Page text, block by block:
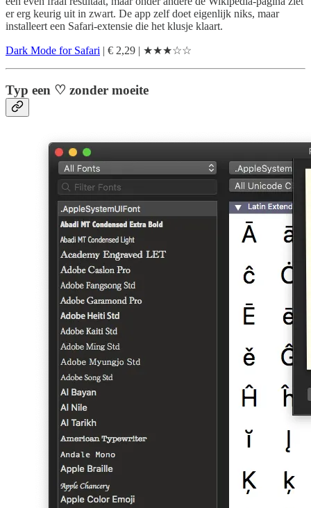
er erg keurig uit in zwart. De app zelf doet eigenlijk niks, maar
installeert een Safari-extensie die het klusje klaart.
Dark Mode for Safari | € 2,29 | ★★★☆☆
Typ een ♡ zonder moeite